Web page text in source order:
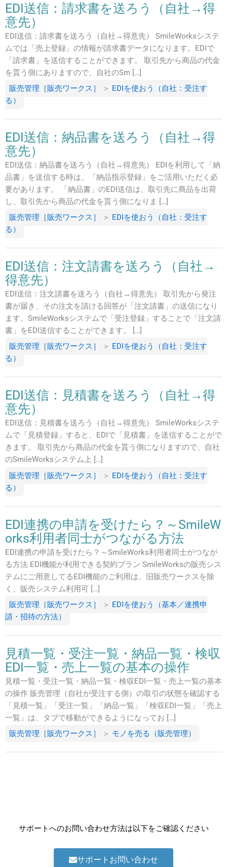
EDI送信：請求書を送ろう（自社→得
意先）
EDI送信：請求書を送ろう（自社→得意先） SmileWorksシステ
ムでは「売上登録」の情報が請求書データになります。EDIで
「請求書」を送信することができます。 取引先から商品の代金
を貰う側にありますので、自社のSm […]
販売管理［販売ワークス］
＞ EDIを使おう（自社：受注す
る）
EDI送信：納品書を送ろう（自社→得
意先）
EDI送信：納品書を送ろう（自社→得意先） EDIを利用して「納
品書」を送信する時は、「納品指示登録」をご活用いただく必
要があります。 「納品書」のEDI送信は、取引先に商品を出荷
し、取引先から商品の代金を貰う側になりま […]
販売管理［販売ワークス］
＞ EDIを使おう（自社：受注す
る）
EDI送信：注文請書を送ろう（自社→
得意先）
EDI送信：注文請書を送ろう（自社→得意先） 取引先から発注
書が届き、その注文を請ける回答が「注文請書」の送信になり
ます。SmileWorksシステムで「受注登録」することで「注文請
書」をEDI送信することができます。 […]
販売管理［販売ワークス］
＞ EDIを使おう（自社：受注す
る）
EDI送信：見積書を送ろう（自社→得
意先）
EDI送信：見積書を送ろう（自社→得意先） SmileWorksシステ
ムで「見積登録」すると、EDIで「見積書」を送信することがで
きます。 取引先から商品の代金を貰う側になりますので、自社
のSmileWorksシステム上 […]
販売管理［販売ワークス］
＞ EDIを使おう（自社：受注す
る）
EDI連携の申請を受けたら？～SmileW
orks利用者同士がつながる方法
EDI連携の申請を受けたら？～SmileWorks利用者同士がつなが
る方法 EDI機能が利用できる契約プラン SmileWorksの販売シス
テムにご用意してるEDI機能のご利用は、旧販売ワークスを除
く、販売システム利用可 […]
販売管理［販売ワークス］
＞ EDIを使おう（基本／連携申
請・招待の方法）
見積一覧・受注一覧・納品一覧・検収
EDI一覧・売上一覧の基本の操作
見積一覧・受注一覧・納品一覧・検収EDI一覧・売上一覧の基本
の操作 販売管理（自社が受注する側）の取引の状態を確認する
「見積一覧」「受注一覧」「納品一覧」「検収EDI一覧」「売上
一覧」は、タブで移動ができるようになってお […]
販売管理［販売ワークス］
＞ モノを売る（販売管理）
サポートへのお問い合わせ方法は以下をご確認ください
サポートお問い合わせ